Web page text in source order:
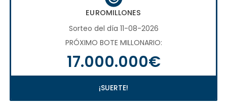
EUROMILLONES
Sorteo del día 11-08-2026
PRÓXIMO BOTE MILLONARIO:
17.000.000€
¡SUERTE!